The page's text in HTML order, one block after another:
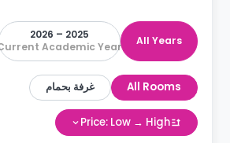
All Years
2025 – 2026
Academic Year
All Rooms غرفة بحمام
Price: Low → High